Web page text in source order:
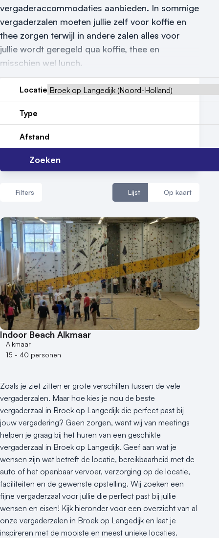
Contact
vergaderaccommodaties aanbieden. In sommige
vergaderzalen moeten jullie zelf voor koffie en
thee zorgen terwijl in andere zalen alles voor
jullie wordt geregeld qua koffie, thee en
misschien wel lunch.
Locatie
Type
Afstand
Zoeken
Filters Lijst Op kaart
Aantal zalen
1 - 5 zalen
6 - 10 zalen
10 of meer zalen
Aantal personen
1 - 50 personen
50 - 100 personen
100 - 250 personen
250 - 500 personen
Buitenlocatie
Duurzame locatie
Groene locatie
Heisessie
Hotel
Hybride events
Industriële locatie
Kasteel en landgoed
Kleine / intieme locatie
Locaties aan zee
Museum
Indoor Beach Alkmaar
Alkmaar
15 - 40 personen
Zoals je ziet zitten er grote verschillen tussen de vele
vergaderzalen. Maar hoe kies je nou de beste
vergaderzaal in Broek op Langedijk die perfect past bij
jouw vergadering? Geen zorgen, want wij van meetings
helpen je graag bij het huren van een geschikte
vergaderzaal in Broek op Langedijk. Geef aan wat je
wensen zijn wat betreft de locatie, bereikbaarheid met de
auto of het openbaar vervoer, verzorging op de locatie,
faciliteiten en de gewenste opstelling. Wij zoeken een
fijne vergaderzaal voor jullie die perfect past bij jullie
wensen en eisen! Kijk hieronder voor een overzicht van al
onze vergaderzalen in Broek op Langedijk en laat je
inspireren met de mooiste en meest unieke locaties.